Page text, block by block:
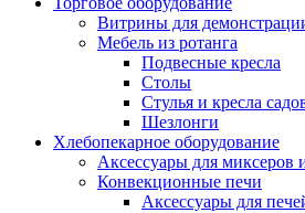
Витрины для
Мебель из ротанга
Подвесные кресла
Столы
Стулья и кресла
Шезлонги
Хлебопекарное оборудование
Аксессуары для миксеров
Конвекционные печи
Аксессуары для